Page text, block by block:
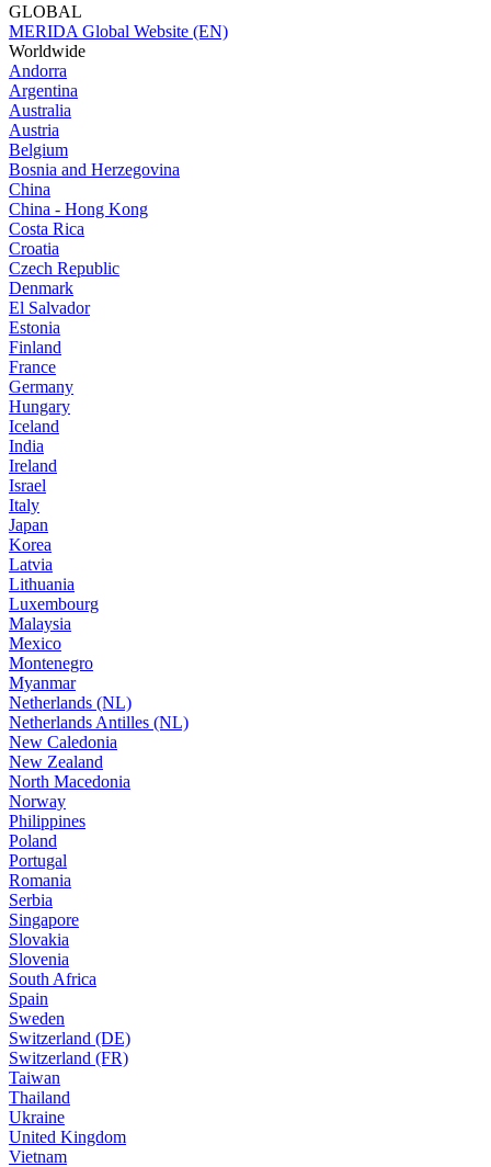
GLOBAL
MERIDA Global Website (EN)
Worldwide
Andorra
Argentina
Australia
Austria
Belgium
Bosnia and Herzegovina
China
China - Hong Kong
Costa Rica
Croatia
Czech Republic
Denmark
El Salvador
Estonia
Finland
France
Germany
Hungary
Iceland
India
Ireland
Israel
Italy
Japan
Korea
Latvia
Lithuania
Luxembourg
Malaysia
Mexico
Montenegro
Myanmar
Netherlands (NL)
Netherlands Antilles (NL)
New Caledonia
New Zealand
North Macedonia
Norway
Philippines
Poland
Portugal
Romania
Serbia
Singapore
Slovakia
Slovenia
South Africa
Spain
Sweden
Switzerland (DE)
Switzerland (FR)
Taiwan
Thailand
Ukraine
United Kingdom
Vietnam